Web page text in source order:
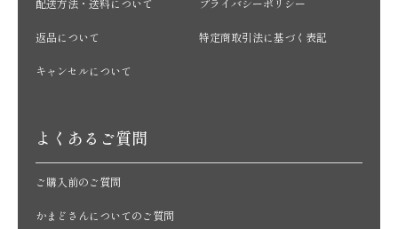
配送方法・送料について
返品について
キャンセルについて
プライバシーポリシー
特定商取引法に基づく表記
よくあるご質問
ご購入前のご質問
かまどさんについてのご質問